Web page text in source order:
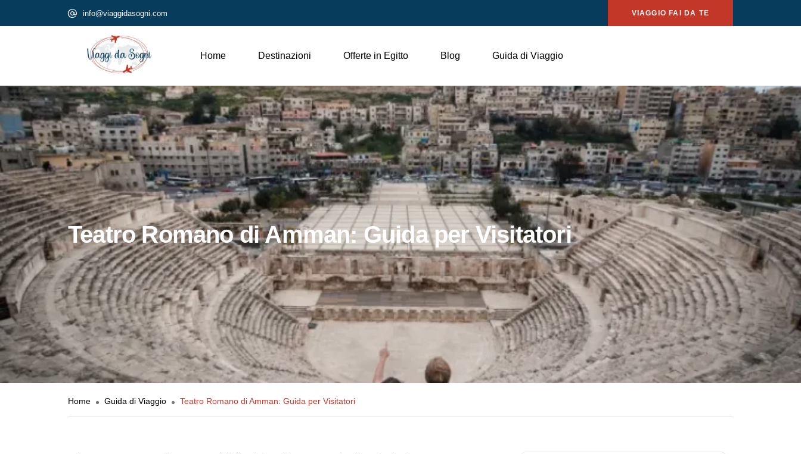
info@viaggidasogni.com VIAGGIO FAI DA TE
Home Destinazioni Offerte in Egitto Blog Guida di Viaggio
Teatro Romano di Amman: Guida per Visitatori
Home Guida di Viaggio Teatro Romano di Amman: Guida per Visitatori